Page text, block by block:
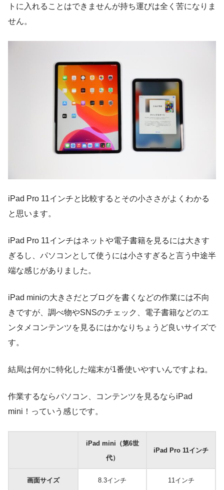
トに入れることはできませんが持ち運びは全く苦になりま
せん。
iPad Pro 11インチと比較するとその小ささがよくわかる
と思います。
iPad Pro 11インチはネットや電子書籍を見るには大きす
ぎるし、パソコンとして使うには小さすぎると言う中途半
端な感じがありました。
iPad miniの大きさだとブログを書くなどの作業には不向
きですが、調べ物やSNSのチェック、電子書籍などのエ
ンタメコンテンツを見るにはかなりちょうど良いサイズで
す。
結局は何かに特化した端末が1番使いやすいんですよね。
作業するならパソコン、コンテンツを見るならiPad
mini！っていう感じです。
iPad mini（第6世
代）
iPad Pro 11インチ
画面サイズ 8.3インチ 11インチ